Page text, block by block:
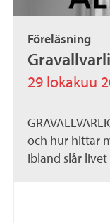
Föreläsning
29 lokakuu
och hur hittar
Ibland slår